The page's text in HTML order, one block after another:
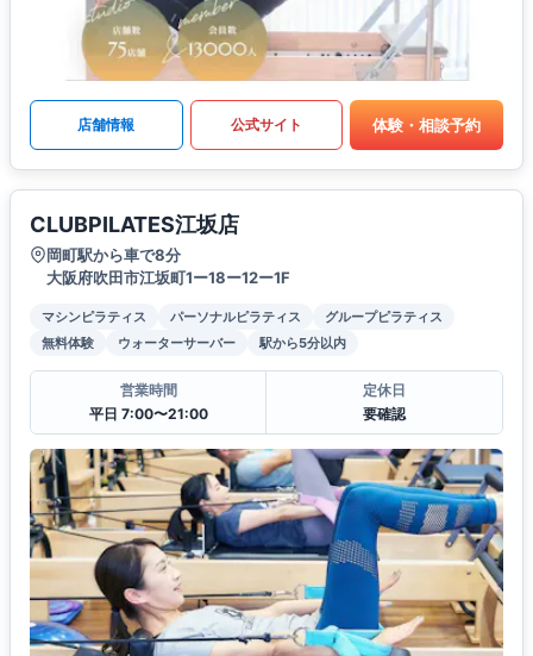
店舗情報 公式サイト 体験・相談予約
CLUBPILATES江坂店
岡町駅から車で8分
大阪府吹田市江坂町1ー18ー12ー1F
マシンピラティス パーソナルピラティス
グループピラティス
無料体験
ウォーターサーバー 駅から5分以内
営業時間
平日 7:00〜21:00
定休日
要確認